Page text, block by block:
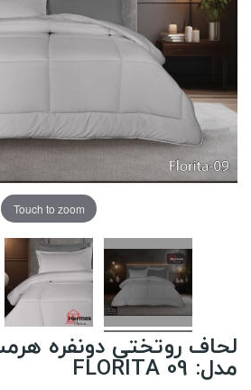
Touch to zoom
مدل: FLORITA 09